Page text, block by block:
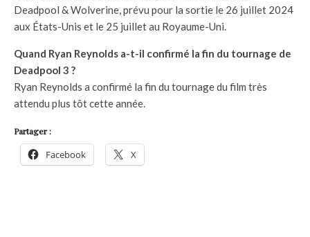
Deadpool & Wolverine, prévu pour la sortie le 26 juillet 2024
aux États-Unis et le 25 juillet au Royaume-Uni.
Quand Ryan Reynolds a-t-il confirmé la fin du tournage de
Deadpool 3 ?
Ryan Reynolds a confirmé la fin du tournage du film très
attendu plus tôt cette année.
Partager :
Facebook X